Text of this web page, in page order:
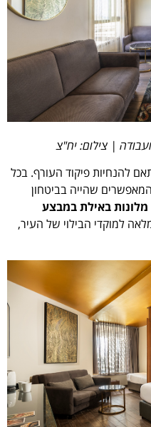
| צילום: יח"צ
להנחיות פיקוד העורף. בכל
המאפשרים שהייה בביטחון
מלונות באילת במבצע
למוקדי הבילוי של העיר,